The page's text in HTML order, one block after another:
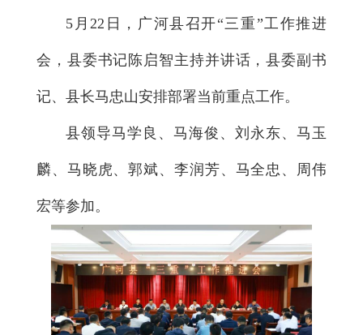
5月22日，广河县召开“三重”工作推进
会，县委书记陈启智主持并讲话，县委副书
记、县长马忠山安排部署当前重点工作。
县领导马学良、马海俊、刘永东、马玉
麟、马晓虎、郭斌、李润芳、马全忠、周伟
宏等参加。